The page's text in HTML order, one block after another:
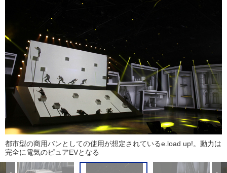
都市型の商用バンとしての使用が想定されているe.load up!。動力は
完全に電気のピュアEVとなる